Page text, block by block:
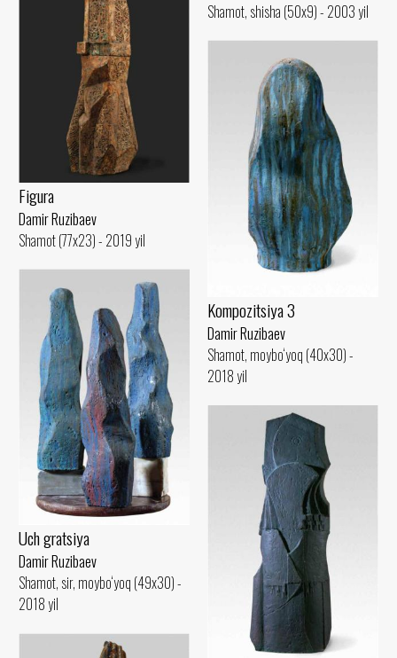
Shamot, shisha (50x9) - 2003 yil
Figura
Damir Ruzibaev
Shamot (77x23) - 2019 yil
Kompozitsiya 3
Damir Ruzibaev
Shamot, moybo‘yoq (40x30) -
2018 yil
Uch gratsiya
Damir Ruzibaev
Shamot, sir, moybo‘yoq (49x30) -
2018 yil